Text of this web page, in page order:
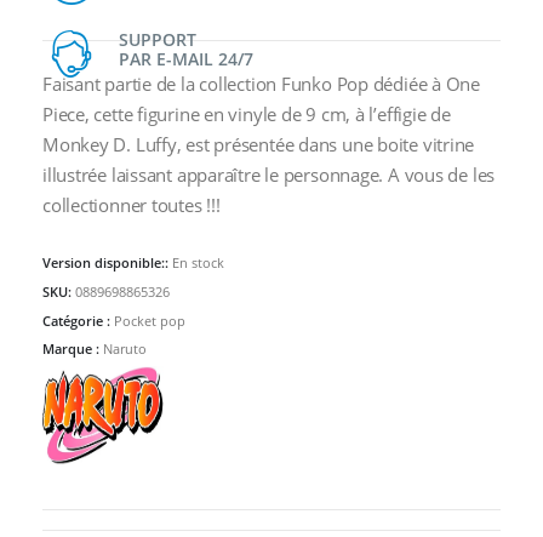
SUPPORT
PAR E-MAIL 24/7
Faisant partie de la collection Funko Pop dédiée à One
Piece, cette figurine en vinyle de 9 cm, à l’effigie de
Monkey D. Luffy, est présentée dans une boite vitrine
illustrée laissant apparaître le personnage. A vous de les
collectionner toutes !!!
Version disponible:: En stock
SKU: 0889698865326
Catégorie : Pocket pop
Marque : Naruto